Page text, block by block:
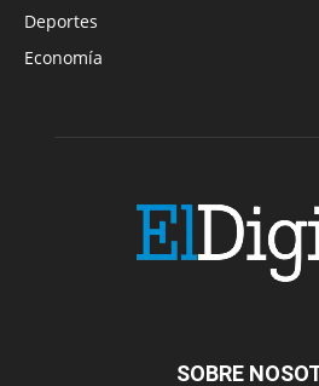
Deportes
Economía
SOBRE